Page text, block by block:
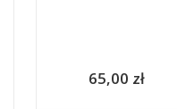
65,00 zł